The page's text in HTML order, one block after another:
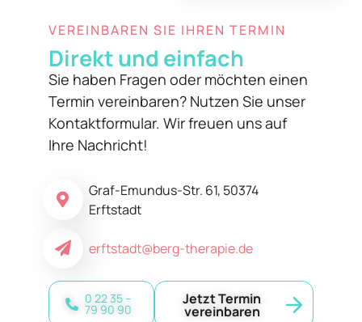
VEREINBAREN SIE IHREN TERMIN
Direkt und einfach
Sie haben Fragen oder möchten einen
Termin vereinbaren? Nutzen Sie unser
Kontaktformular. Wir freuen uns auf
Ihre Nachricht!
Graf-Emundus-Str. 61, 50374
Erftstadt
erftstadt@berg-therapie.de
0 22 35 –
79 90 90
Jetzt Termin
vereinbaren